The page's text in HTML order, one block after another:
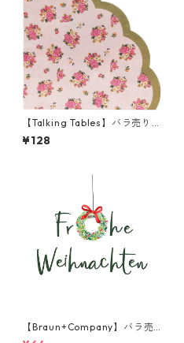
【Talking Tables】バラ売り1
枚 ラウンド ペーパーナプキン
FLORAL ピンク
¥128
【Braun+Company】バラ売
り2枚 ランチサイズ ペーパー